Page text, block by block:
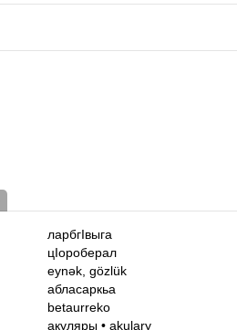
ларбгIвыга
цIороберал
eynək, gözlük
абласаркьа
betaurreko
акуляры • akulary